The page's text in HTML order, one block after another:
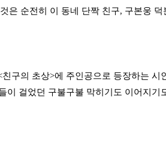
은 순전히 이 동네 단짝 친구, 구본웅 덕
구의 초상>에 주인공으로 등장하는 시
이 걸었던 구불구불 막히기도 이어지기